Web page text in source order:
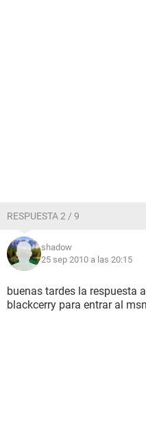
RESPUESTA 2 / 9
shadow
25 sep 2010 a las 20:15
buenas tardes la respuesta
blackcerry para entrar al